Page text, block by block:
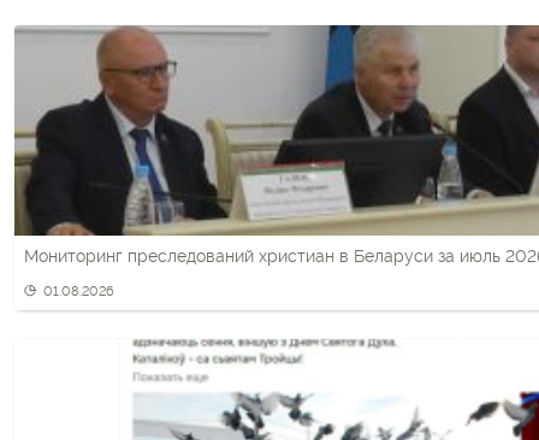
Мониторинг преследований христиан в Беларуси за июль
01.08.2026